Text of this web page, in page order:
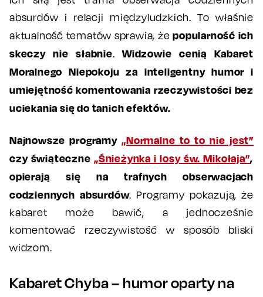
absurdów i relacji międzyludzkich. To właśnie
aktualność tematów sprawia, żepopularność ich
skeczy nie słabnie.Widzowie cenią Kabaret
Moralnego Niepokoju za inteligentny humor i
umiejętność komentowania rzeczywistości bez
uciekania się do tanich efektów.
Najnowsze programy„Normalne to to nie jest”
czy świąteczne „Śnieżynka i losy św. Mikołaja”,
opierają się na trafnych obserwacjach
codziennych absurdów. Programy pokazują, że
kabaret może bawić, a jednocześnie
komentować rzeczywistość w sposób bliski
widzom.
Kabaret Chyba – humor oparty na